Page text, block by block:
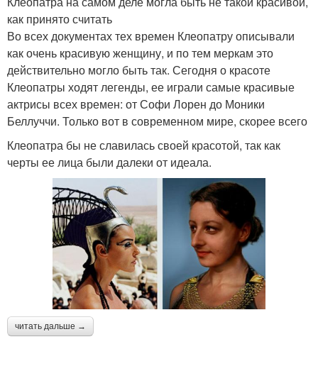
как принято считать
Во всех документах тех времен Клеопатру описывали
как очень красивую женщину, и по тем меркам это
действительно могло быть так. Сегодня о красоте
Клеопатры ходят легенды, ее играли самые красивые
актрисы всех времен: от Софи Лорен до Моники
Беллуччи. Только вот в современном мире, скорее всего
Клеопатра бы не славилась своей красотой, так как
черты ее лица были далеки от идеала.
читать дальше →